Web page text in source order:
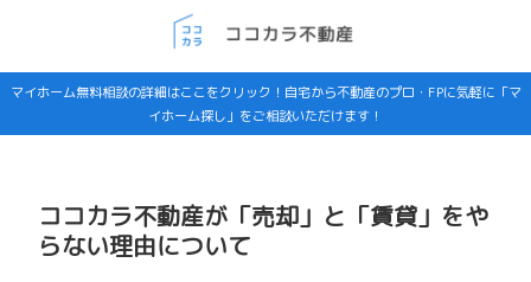
マイホーム無料相談の詳細はここをクリック！自宅から不動産のプロ・FPに気軽に「マ
イホーム探し」をご相談いただけます！
ココカラ不動産が「売却」と「賃貸」をや
らない理由について